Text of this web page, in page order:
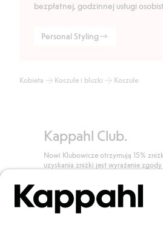
bezpłatnej, godzinnej usługi
Personal Styling
Kobieta Koszule i bluzki Koszule
Kappahl Club.
Nowi Klubowicze otrzymują 15%
uzyskania zniżki jest wyrażenie
Dołącz do Klubu!